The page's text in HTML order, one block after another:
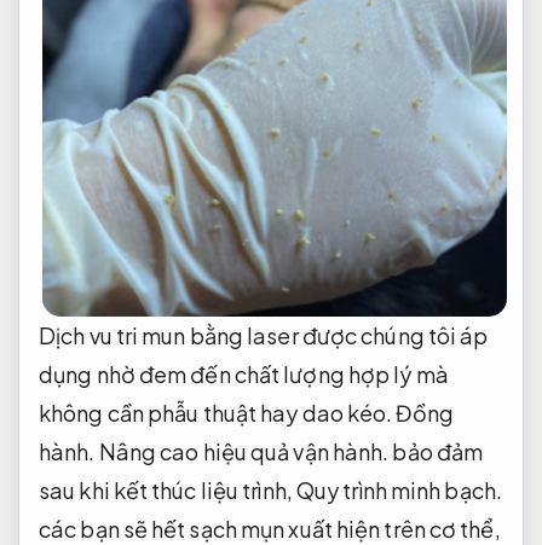
Dịch vu tri mun bằng laser được chúng tôi áp
dụng nhờ đem đến chất lượng hợp lý mà
không cần phẫu thuật hay dao kéo.Đồng
hành. Nâng cao hiệu quả vận hành. bảo đảm
sau khi kết thúc liệu trình,Quy trình minh bạch.
các bạn sẽ hết sạch mụn xuất hiện trên cơ thể,